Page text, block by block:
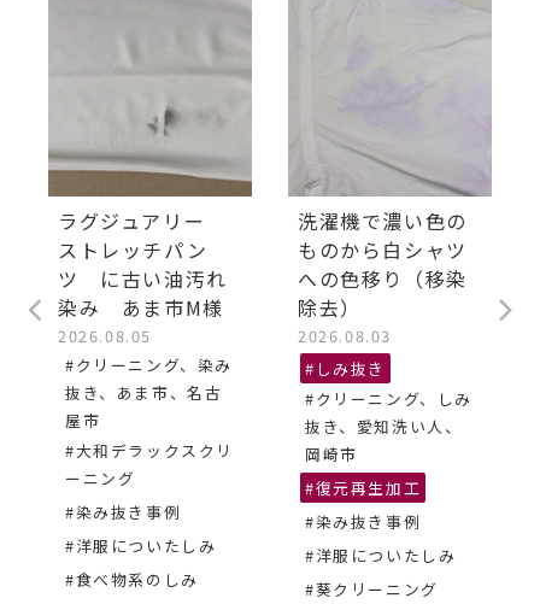
ラグジュアリー
ストレッチパン
ツ に古い油汚れ
染み あま市M様
2026.08.05
#クリーニング、染み
抜き、あま市、名古
屋市
#大和デラックスクリ
ーニング
#染み抜き事例
#洋服についたしみ
#食べ物系のしみ
洗濯機で濃い色の
ものから白シャツ
への色移り（移染
除去）
2026.08.03
#しみ抜き
#クリーニング、しみ
抜き、愛知洗い人、
岡崎市
#復元再生加工
#染み抜き事例
#洋服についたしみ
#葵クリーニング